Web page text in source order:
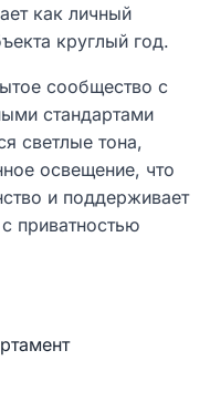
как личный
круглый год.​
сообщество с
стандартами
светлые тона,
освещение, что
и поддерживает
приватностью